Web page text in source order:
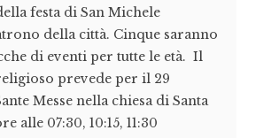
festa di San Michele
della città. Cinque saranno
di eventi per tutte le età. Il
prevede per il 29
Messe nella chiesa di Santa
alle 07:30, 10:15, 11:30